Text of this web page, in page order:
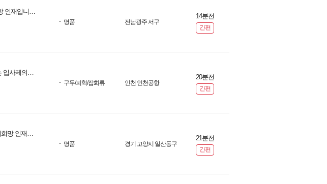
재입니다.
명품 전남광주 서구
14분전
간편
인재입니다.
구두/피혁/잡화류 인천 인천공항
20분전
간편
재입니다.
명품 경기 고양시 일산동구
21분전
간편